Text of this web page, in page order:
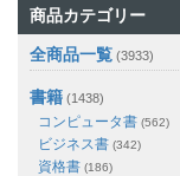
商品カテゴリー
全商品一覧 (3933)
書籍 (1438)
コンピュータ書 (562)
ビジネス書 (342)
資格書 (186)